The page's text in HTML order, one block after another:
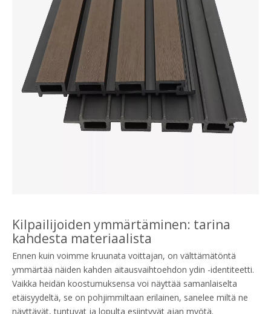
Kilpailijoiden ymmärtäminen: tarina
kahdesta materiaalista
Ennen kuin voimme kruunata voittajan, on välttämätöntä
ymmärtää näiden kahden aitausvaihtoehdon ydin -identiteetti.
Vaikka heidän koostumuksensa voi näyttää samanlaiselta
etäisyydeltä, se on pohjimmiltaan erilainen, sanelee miltä ne
näyttävät, tuntuvat ja lopulta esiintyvät ajan myötä.